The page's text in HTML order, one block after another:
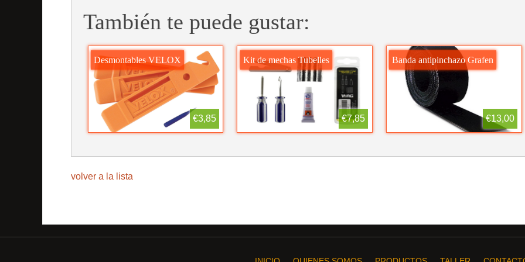
También te puede gustar:
Desmontables VELOX
€3,85
Kit de mechas Tubelles
€7,85
Banda antipinchazo Grafen
€13,00
volver a la lista